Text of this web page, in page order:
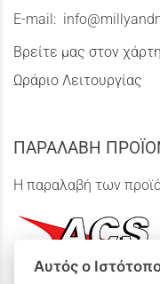
E-mail:
Βρείτε μας στον χάρτη
Ωράριο Λειτουργίας
ΠΑΡΑΛΑΒΗ
Η παραλαβή των
Αυτός ο